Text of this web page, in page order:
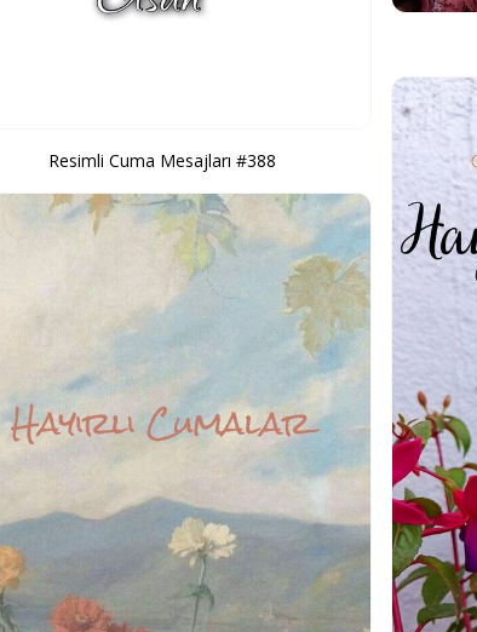
Resimli Cuma Mesajları #388